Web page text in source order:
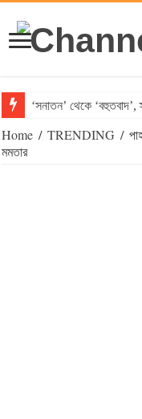
‘সনাতন’ থেকে ‘বহুতবাদ’,
Home / TRENDING /
মমতার